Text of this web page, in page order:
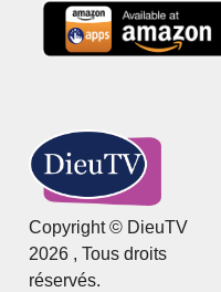
Copyright © DieuTV
2026 , Tous droits
réservés.